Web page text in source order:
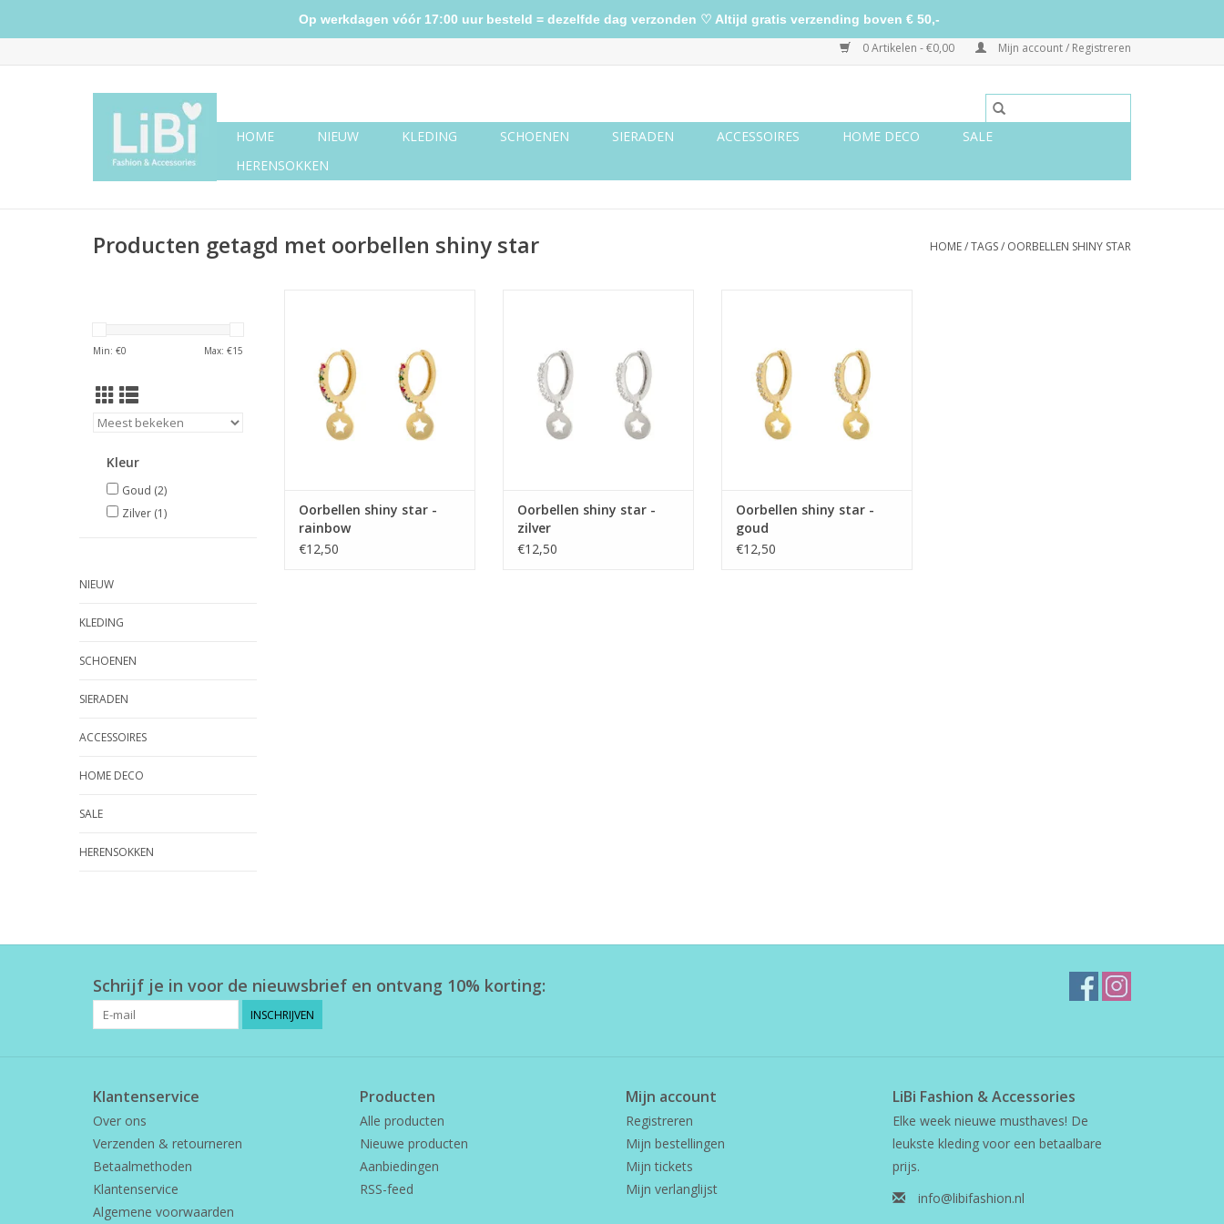
0 Artikelen - €0,00 Mijn account / Registreren
HOME NIEUW KLEDING SCHOENEN SIERADEN ACCESSOIRES HOME DECO
SALE
HERENSOKKEN
Producten getagd met oorbellen shiny star HOME/TAGS/ OORBELLEN SHINY STAR
Min: €0 Max: €15
Kleur
Goud (2)
Zilver (1)
NIEUW
KLEDING
SCHOENEN
SIERADEN
ACCESSOIRES
HOME DECO
SALE
HERENSOKKEN
Oorbellen shiny star -
rainbow
€12,50
Oorbellen shiny star -
zilver
€12,50
Oorbellen shiny star -
goud
€12,50
Schrijf je in voor de nieuwsbrief en ontvang 10% korting:
INSCHRIJVEN
Klantenservice
Over ons
Verzenden & retourneren
Betaalmethoden
Klantenservice
Algemene voorwaarden
Producten
Alle producten
Nieuwe producten
Aanbiedingen
RSS-feed
Mijn account
Registreren
Mijn bestellingen
Mijn tickets
Mijn verlanglijst
LiBi Fashion & Accessories
Elke week nieuwe musthaves! De
leukste kleding voor een betaalbare
prijs.
info@libifashion.nl
Op werkdagen vóór 17:00 uur besteld = dezelfde dag verzonden ♡ Altijd gratis verzending boven € 50,-